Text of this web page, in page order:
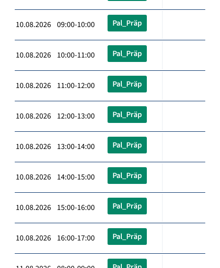
10.08.2026 09:00-10:00 Pal_Präp
10.08.2026 10:00-11:00 Pal_Präp
10.08.2026 11:00-12:00 Pal_Präp
10.08.2026 12:00-13:00 Pal_Präp
10.08.2026 13:00-14:00 Pal_Präp
10.08.2026 14:00-15:00 Pal_Präp
10.08.2026 15:00-16:00 Pal_Präp
10.08.2026 16:00-17:00 Pal_Präp